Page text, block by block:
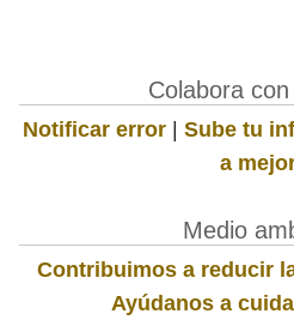
Colabora
Notificar error | Sube tu
a
Medio
Contribuimos a reducir
Ayúdanos a